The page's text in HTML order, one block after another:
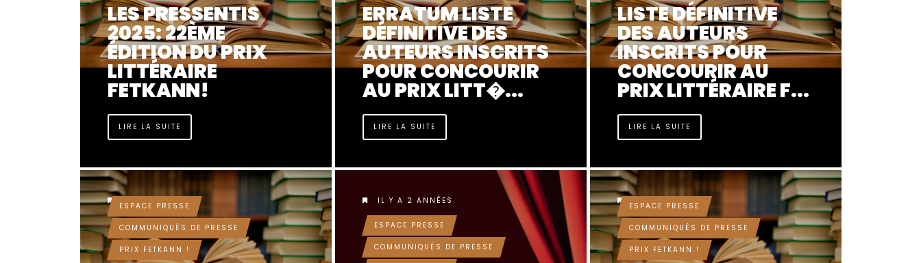
LES PRESSENTIS
2025: 22ÈME
ÉDITION DU PRIX
LITTÉRAIRE
FETKANN!
LIRE LA SUITE
ERRATUM LISTE
DÉFINITIVE DES
AUTEURS INSCRITS
POUR CONCOURIR
AU PRIX LITT�...
LIRE LA SUITE
LISTE DÉFINITIVE
DES AUTEURS
INSCRITS POUR
CONCOURIR AU
PRIX LITTÉRAIRE F...
LIRE LA SUITE
IL Y A 10 MOIS
ESPACE PRESSE
COMMUNIQUÉS DE PRESSE
PRIX FETKANN !
IL Y A 2 ANNÉES
ESPACE PRESSE
COMMUNIQUÉS DE PRESSE
IL Y A 2 ANNÉES
ESPACE PRESSE
COMMUNIQUÉS DE PRESSE
PRIX FETKANN !